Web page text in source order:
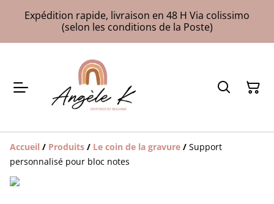
Expédition rapide, livraison en 48 H Via colissimo
(selon les conditions de la Poste)
Accueil / Produits / Le coin de la gravure / Support
personnalisé pour bloc notes